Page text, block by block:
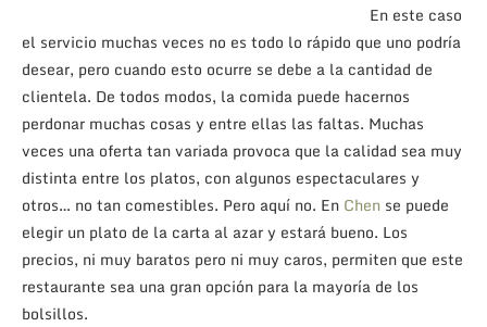
En este caso
el servicio muchas veces no es todo lo rápido que uno podría
desear, pero cuando esto ocurre se debe a la cantidad de
clientela. De todos modos, la comida puede hacernos
perdonar muchas cosas y entre ellas las faltas. Muchas
veces una oferta tan variada provoca que la calidad sea muy
distinta entre los platos, con algunos espectaculares y
otros… no tan comestibles. Pero aquí no. En Chen se puede
elegir un plato de la carta al azar y estará bueno. Los
precios, ni muy baratos pero ni muy caros, permiten que este
restaurante sea una gran opción para la mayoría de los
bolsillos.